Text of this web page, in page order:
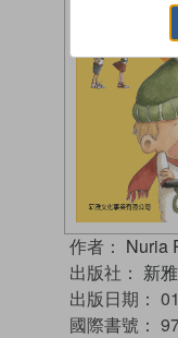
作者： Nuria
出版社： 新
出版日期：
國際書號：